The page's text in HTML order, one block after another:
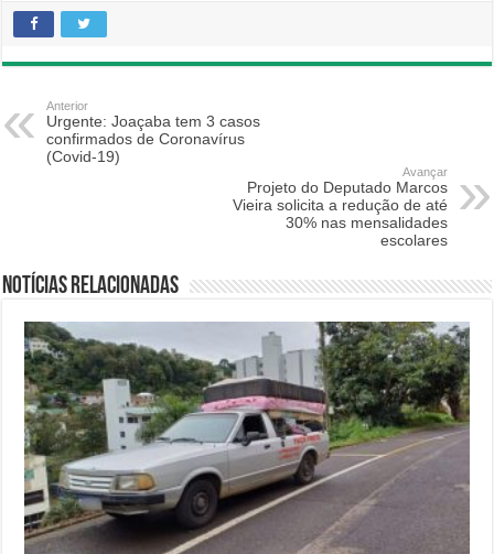
Anterior
Urgente: Joaçaba tem 3 casos
confirmados de Coronavírus
(Covid-19)
Avançar
Projeto do Deputado Marcos
Vieira solicita a redução de até
30% nas mensalidades
escolares
Notícias relacionadas